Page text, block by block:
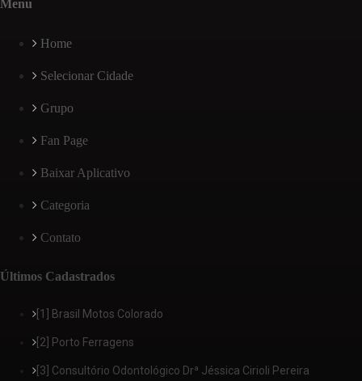
Menu
Home
Selecionar Cidade
Grupo
Fan Page
Baixar Aplicativo
Categoria
Contato
Últimos Cadastrados
[1] Brasil Motos Colorado
[2] Porto Ferragens
[3] Consultório Odontológico Drª Jéssica Cirioli Pereira